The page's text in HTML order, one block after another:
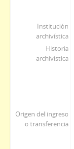
Institución
archivística
Historia
archivística
Origen del ingreso
o transferencia